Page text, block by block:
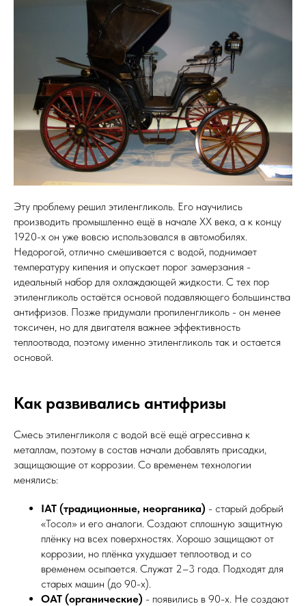
Эту проблему решил этиленгликоль. Его научились
производить промышленно ещё в начале XX века, а к концу
1920-х он уже вовсю использовался в автомобилях.
Недорогой, отлично смешивается с водой, поднимает
температуру кипения и опускает порог замерзания -
идеальный набор для охлаждающей жидкости. С тех пор
этиленгликоль остаётся основой подавляющего большинства
антифризов. Позже придумали пропиленгликоль - он менее
токсичен, но для двигателя важнее эффективность
теплоотвода, поэтому именно этиленгликоль так и остается
основой.
Как развивались антифризы
Смесь этиленгликоля с водой всё ещё агрессивна к
металлам, поэтому в состав начали добавлять присадки,
защищающие от коррозии. Со временем технологии
менялись:
IAT (традиционные, неорганика) - старый добрый
«Тосол» и его аналоги. Создают сплошную защитную
плёнку на всех поверхностях. Хорошо защищают от
коррозии, но плёнка ухудшает теплоотвод и со
временем осыпается. Служат 2–3 года. Подходят для
старых машин (до 90-х).
OAT (органические) - появились в 90-х. Не создают